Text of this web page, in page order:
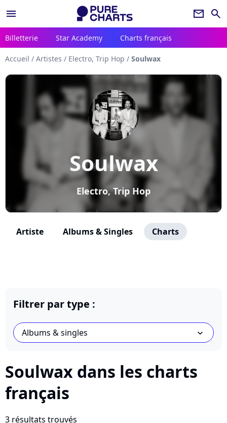
menu newsletter search
Billetterie Star Academy Charts français
Accueil / Artistes / Electro, Trip Hop / Soulwax
Soulwax
Electro, Trip Hop
Artiste Albums & Singles Charts
Filtrer par type :
Albums & singles chevron_bot
Soulwax dans les charts
français
3 résultats trouvés